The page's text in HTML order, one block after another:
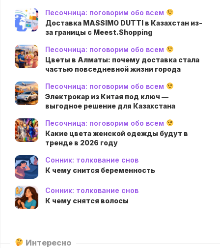
Песочница: поговорим обо всем
Доставка MASSIMO DUTTI в Казахстан из-
за границы с Meest.Shopping
Песочница: поговорим обо всем
Цветы в Алматы: почему доставка стала
частью повседневной жизни города
Песочница: поговорим обо всем
Электрокар из Китая под ключ —
выгодное решение для Казахстана
Песочница: поговорим обо всем
Какие цвета женской одежды будут в
тренде в 2026 году
Сонник: толкование снов
К чему снится беременность
Сонник: толкование снов
К чему снятся волосы
Интересно